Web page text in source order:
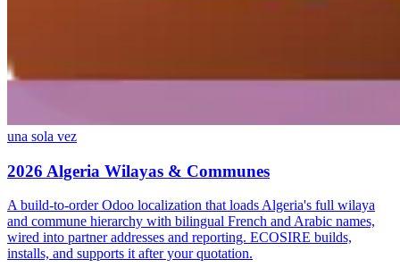
una sola vez
2026 Algeria Wilayas & Communes
A build-to-order Odoo localization that loads Algeria's full wilaya
and commune hierarchy with bilingual French and Arabic names,
wired into partner addresses and reporting. ECOSIRE builds,
installs, and supports it after your quotation.